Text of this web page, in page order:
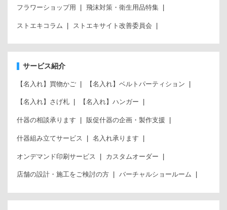
フラワーショップ用 飛沫対策・衛生用品特集
ストエキコラム ストエキサイト改善委員会
サービス紹介
【名入れ】買物かご 【名入れ】ベルトパーティション
【名入れ】さげ札 【名入れ】ハンガー
什器の相談承ります 販促什器の企画・製作支援
什器組み立てサービス 名入れ承ります
オンデマンド印刷サービス カスタムオーダー
店舗の設計・施工をご検討の方 バーチャルショールーム